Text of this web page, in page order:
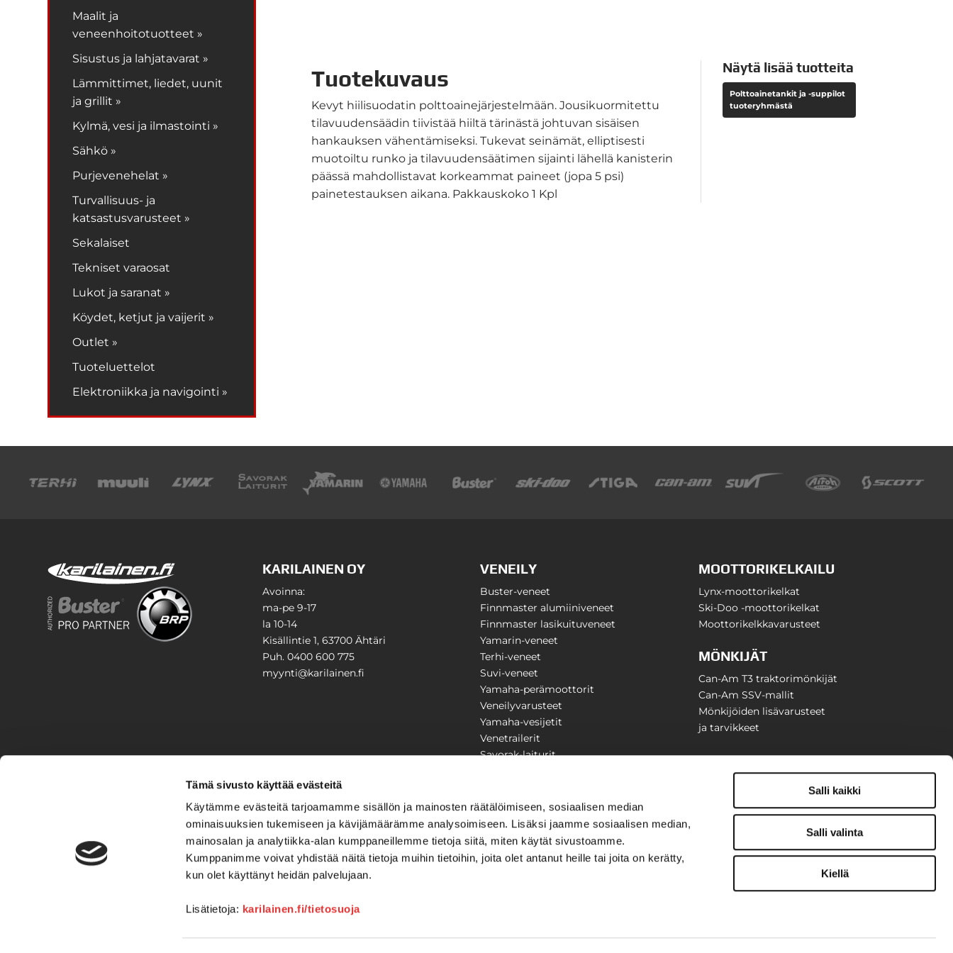
Tämä sivusto käyttää evästeitä
Käytämme evästeitä tarjoamamme sisällön ja mainosten räätälöimiseen, sosiaalisen median
ominaisuuksien tukemiseen ja kävijämäärämme analysoimiseen. Lisäksi jaamme sosiaalisen median,
mainosalan ja analytiikka-alan kumppaneillemme tietoja siitä, miten käytät sivustoamme.
Kumppanimme voivat yhdistää näitä tietoja muihin tietoihin, joita olet antanut heille tai joita on kerätty,
kun olet käyttänyt heidän palvelujaan.
Lisätietoja: karilainen.fi/tietosuoja
Salli kaikki
Salli valinta
Kiellä
Maalit ja
veneenhoitotuotteet »
Sisustus ja lahjatavarat »
Lämmittimet, liedet, uunit
ja grillit »
Kylmä, vesi ja ilmastointi »
Sähkö »
Purjevenehelat »
Turvallisuus- ja
katsastusvarusteet »
Sekalaiset
Tekniset varaosat
Lukot ja saranat »
Köydet, ketjut ja vaijerit »
Outlet »
Tuoteluettelot
Elektroniikka ja navigointi »
Tuotekuvaus
Kevyt hiilisuodatin polttoainejärjestelmään. Jousikuormitettu
tilavuudensäädin tiivistää hiiltä tärinästä johtuvan sisäisen
hankauksen vähentämiseksi. Tukevat seinämät, elliptisesti
muotoiltu runko ja tilavuudensäätimen sijainti lähellä kanisterin
päässä mahdollistavat korkeammat paineet (jopa 5 psi)
painetestauksen aikana. Pakkauskoko 1 Kpl
Näytä lisää tuotteita
Polttoainetankit ja -suppilot
tuoteryhmästä
KARILAINEN OY
Avoinna:
ma-pe 9-17
la 10-14
Kisällintie 1, 63700 Ähtäri
Puh. 0400 600 775
myynti@karilainen.fi
VENEILY
Buster-veneet
Finnmaster alumiiniveneet
Finnmaster lasikuituveneet
Yamarin-veneet
Terhi-veneet
Suvi-veneet
Yamaha-perämoottorit
Veneilyvarusteet
Yamaha-vesijetit
Venetrailerit
Savorak-laiturit
MOOTTORIKELKAILU
Lynx-moottorikelkat
Ski-Doo -moottorikelkat
Moottorikelkkavarusteet
MÖNKIJÄT
Can-Am T3 traktorimönkijät
Can-Am SSV-mallit
Mönkijöiden lisävarusteet
ja tarvikkeet
PIHA & PUUTARHA
Stiga
VAIHTOLAITTEET
Veneet
Kelkat ja mönkijät
Yritysesittely
Yhteystiedot
Huolto ja korjaamo
Ajankohtaista